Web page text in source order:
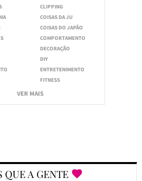
CLIPPING
COISAS DA JU
COISAS DO JAPÃO
COMPORTAMENTO
DECORAÇÃO
DIY
ENTRETENIMENTO
FITNESS
VER MAIS
QUE A GENTE